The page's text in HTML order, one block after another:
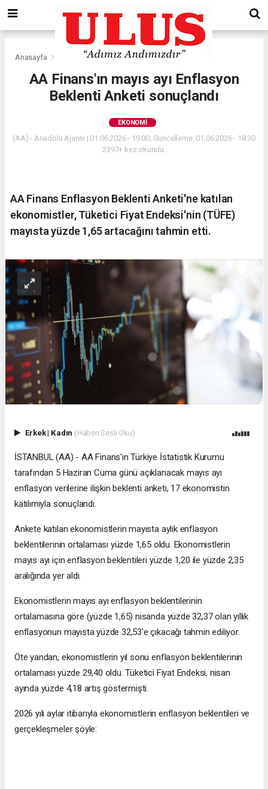
Anasayfa Ekonomi
AA Finans'ın mayıs ayı Enflasyon
Beklenti Anketi sonuçlandı
EKONOMI
(AA) - Anadolu Ajansı | 01.06.2026 - 19:00, Güncelleme: 01.06.2026 - 18:30
2397+ kez okundu.
AA Finans Enflasyon Beklenti Anketi'ne katılan
ekonomistler, Tüketici Fiyat Endeksi'nin (TÜFE)
mayısta yüzde 1,65 artacağını tahmin etti.
Erkek| Kadın (Haberi Sesli Oku)
İSTANBUL (AA) - AA Finans'ın Türkiye İstatistik Kurumu
tarafından 5 Haziran Cuma günü açıklanacak mayıs ayı
enflasyon verilerine ilişkin beklenti anketi, 17 ekonomistin
katılımıyla sonuçlandı.
Ankete katılan ekonomistlerin mayısta aylık enflasyon
beklentilerinin ortalaması yüzde 1,65 oldu. Ekonomistlerin
mayıs ayı için enflasyon beklentileri yüzde 1,20 ile yüzde 2,35
aralığında yer aldı.
Ekonomistlerin mayıs ayı enflasyon beklentilerinin
ortalamasına göre (yüzde 1,65) nisanda yüzde 32,37 olan yıllık
enflasyonun mayısta yüzde 32,53'e çıkacağı tahmin ediliyor.
Öte yandan, ekonomistlerin yıl sonu enflasyon beklentilerinin
ortalaması yüzde 29,40 oldu. Tüketici Fiyat Endeksi, nisan
ayında yüzde 4,18 artış göstermişti.
2026 yılı aylar itibarıyla ekonomistlerin enflasyon beklentileri ve
gerçekleşmeler şöyle: